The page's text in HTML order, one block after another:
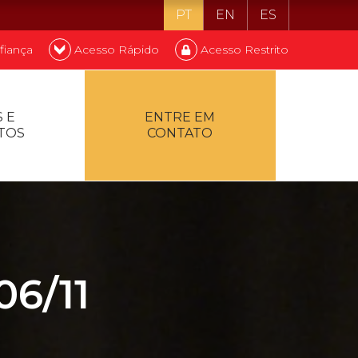
PT EN ES
Acesso Rápido Acesso Restrito
E
ENTRE EM
CONTATO
11